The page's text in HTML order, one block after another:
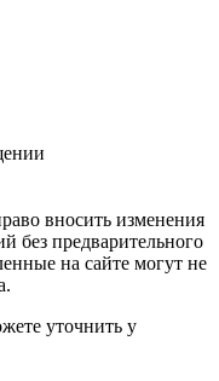
вносить изменения
без предварительного
на сайте могут не
уточнить у